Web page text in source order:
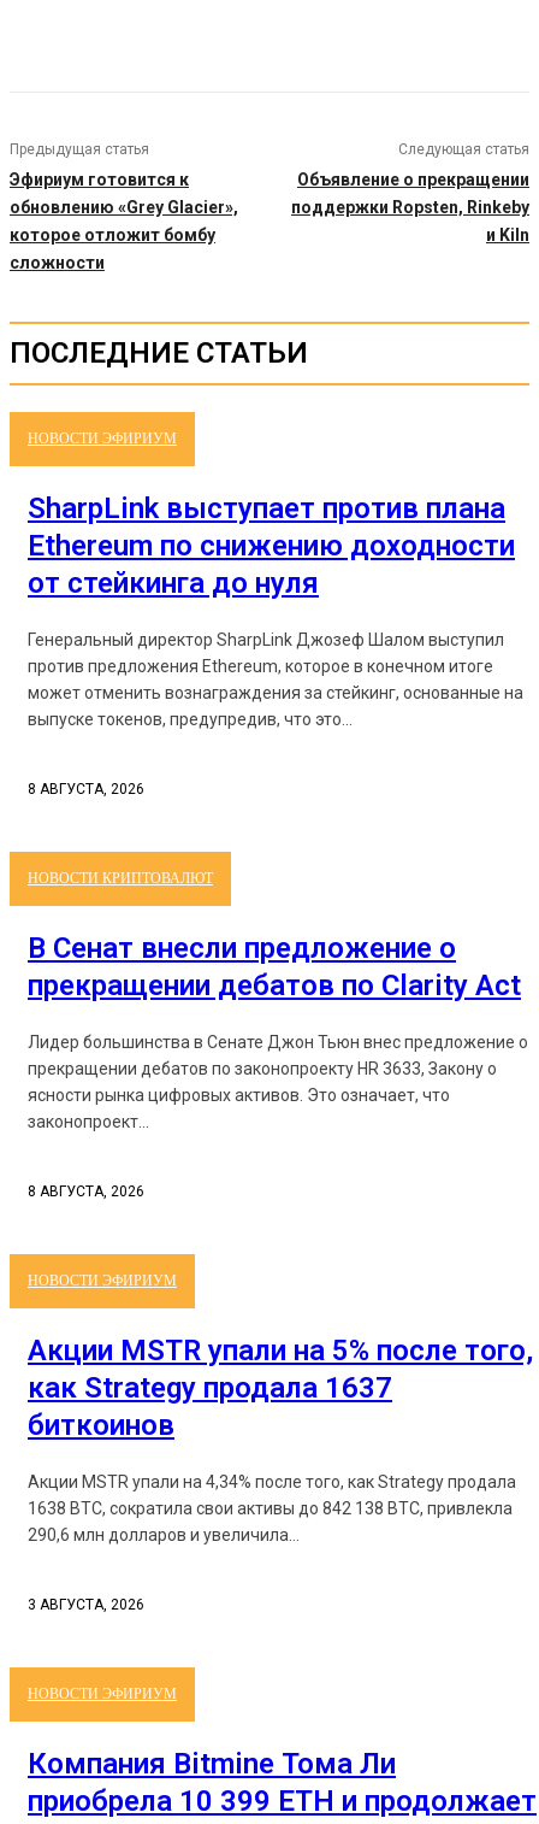
Предыдущая статья
Эфириум готовится к
обновлению «Grey Glacier»,
которое отложит бомбу
сложности
Следующая статья
Объявление о прекращении
поддержки Ropsten, Rinkeby
и Kiln
ПОСЛЕДНИЕ СТАТЬИ
НОВОСТИ ЭФИРИУМ
SharpLink выступает против плана
Ethereum по снижению доходности
от стейкинга до нуля
Генеральный директор SharpLink Джозеф Шалом выступил
против предложения Ethereum, которое в конечном итоге
может отменить вознаграждения за стейкинг, основанные на
выпуске токенов, предупредив, что это...
8 АВГУСТА, 2026
НОВОСТИ КРИПТОВАЛЮТ
В Сенат внесли предложение о
прекращении дебатов по Clarity Act
Лидер большинства в Сенате Джон Тьюн внес предложение о
прекращении дебатов по законопроекту HR 3633, Закону о
ясности рынка цифровых активов. Это означает, что
законопроект...
8 АВГУСТА, 2026
НОВОСТИ ЭФИРИУМ
Акции MSTR упали на 5% после того,
как Strategy продала 1637
биткоинов
Акции MSTR упали на 4,34% после того, как Strategy продала
1638 BTC, сократила свои активы до 842 138 BTC, привлекла
290,6 млн долларов и увеличила...
3 АВГУСТА, 2026
НОВОСТИ ЭФИРИУМ
Компания Bitmine Тома Ли
приобрела 10 399 ETH и продолжает